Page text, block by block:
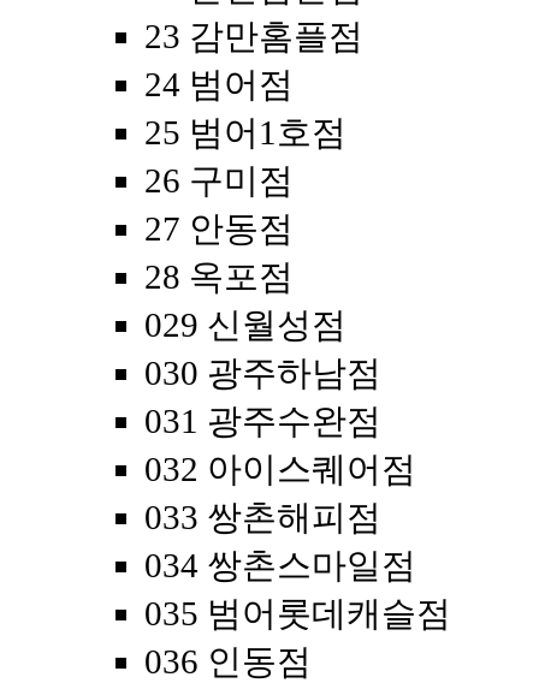
23 감만홈플점
24 범어점
25 범어1호점
26 구미점
27 안동점
28 옥포점
029 신월성점
030 광주하남점
031 광주수완점
032 아이스퀘어점
033 쌍촌해피점
034 쌍촌스마일점
035 범어롯데캐슬점
036 인동점